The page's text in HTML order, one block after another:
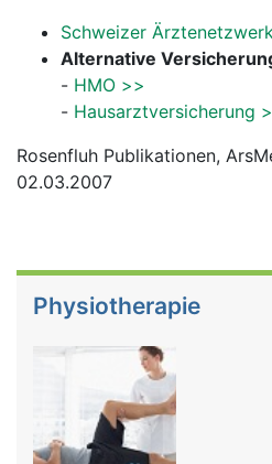
Schweizer
Alternative
- HMO >>
- Hausarztversicherung
Rosenfluh Publikationen,
02.03.2007
Physiotherapie